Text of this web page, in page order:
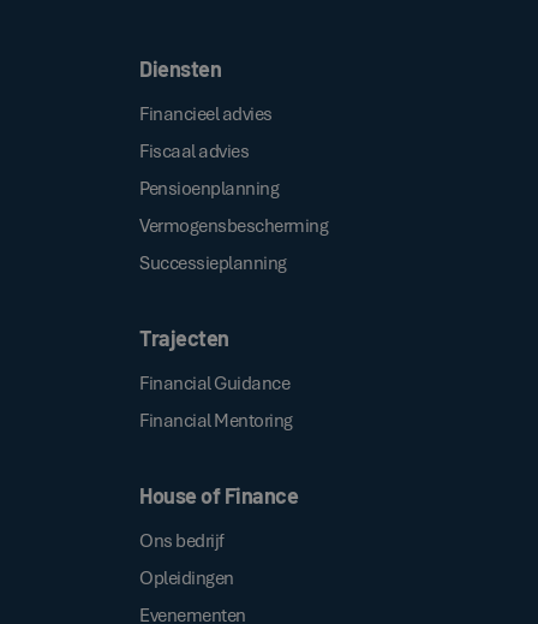
Diensten
Financieel advies
Fiscaal advies
Pensioenplanning
Vermogensbescherming
Successieplanning
Trajecten
Financial Guidance
Financial Mentoring
House of Finance
Ons bedrijf
Opleidingen
Evenementen